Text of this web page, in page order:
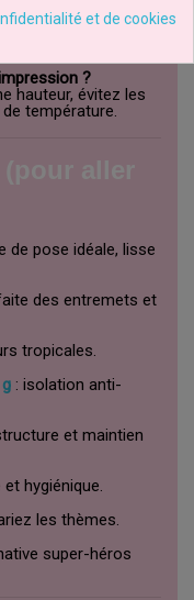
par chaleur ?
un peu de
?
hauteur, évitez les
température.
de pose idéale, lisse
des entremets et
tropicales.
: isolation anti-
et maintien
hygiénique.
les thèmes.
super-héros
et de cookies